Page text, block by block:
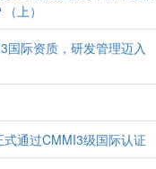
上）
国际资质，研发管理迈入
通过CMMI3级国际认证